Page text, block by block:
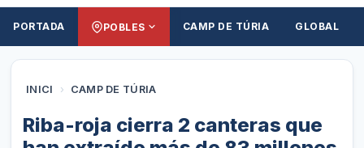
PORTADA POBLES CAMP DE TÚRIA GLOBAL
INICI › CAMP DE TÚRIA
Riba-roja cierra 2 canteras que